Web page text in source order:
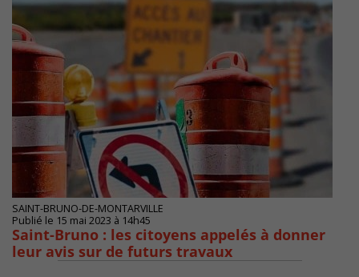
SAINT-BRUNO-DE-MONTARVILLE
Publié le 15 mai 2023 à 14h45
Saint-Bruno : les citoyens appelés à donner
leur avis sur de futurs travaux